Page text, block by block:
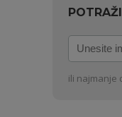
Unesite
ime
iili najmanje